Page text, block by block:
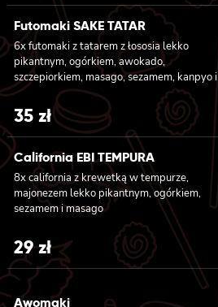
Futomaki SAKE TATAR
6x futomaki z tatarem z łososia lekko
pikantnym, ogórkiem, awokado,
szczepiorkiem, masago, sezamem, kanpyo i
sałatą
35 zł
California EBI TEMPURA
8x california z krewetką w tempurze,
majonezem lekko pikantnym, ogórkiem,
sezamem i masago
29zł
Awomaki